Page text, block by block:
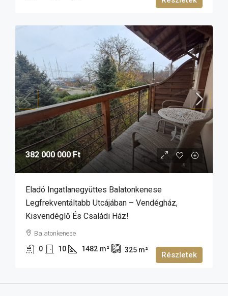
382 000 000 Ft
Eladó Ingatlanegyüttes Balatonkenese
Legfrekventáltabb Utcájában – Vendégház,
Kisvendéglő És Családi Ház!
Balatonkenese
0 10 1482 m² 325 m²
Részletek